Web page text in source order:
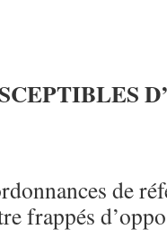
de
frappés